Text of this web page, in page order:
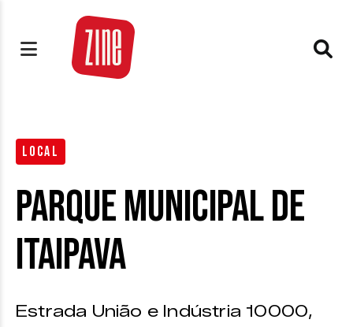
LOCAL
Parque Municipal de
Itaipava
Estrada União e Indústria 10000,